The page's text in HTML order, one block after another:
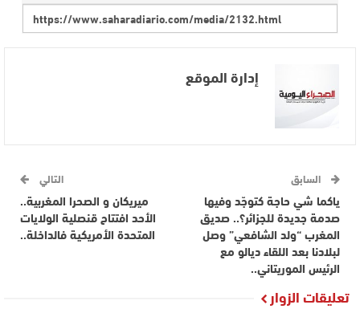
إدارة الموقع
السابق
ياكما شي حاجة كتوجّد وفيها
صدمة جديدة للجزائر؟.. صديق
المغرب “ولد الشافعي” وصل
لبلادنا بعد اللقاء ديالو مع
الرئيس الموريتاني..
التالي
ميريكان و الصحرا المغربية..
الأحد افتتاح قنصلية الولايات
المتحدة الأمريكية فالداخلة..
تعليقات الزوار